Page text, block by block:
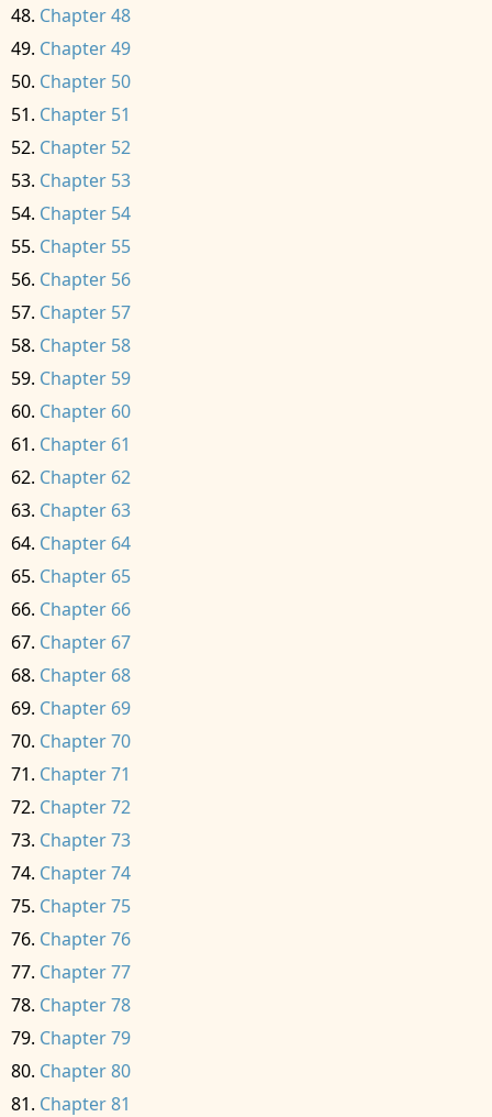
Chapter 48
Chapter 49
Chapter 50
Chapter 51
Chapter 52
Chapter 53
Chapter 54
Chapter 55
Chapter 56
Chapter 57
Chapter 58
Chapter 59
Chapter 60
Chapter 61
Chapter 62
Chapter 63
Chapter 64
Chapter 65
Chapter 66
Chapter 67
Chapter 68
Chapter 69
Chapter 70
Chapter 71
Chapter 72
Chapter 73
Chapter 74
Chapter 75
Chapter 76
Chapter 77
Chapter 78
Chapter 79
Chapter 80
Chapter 81